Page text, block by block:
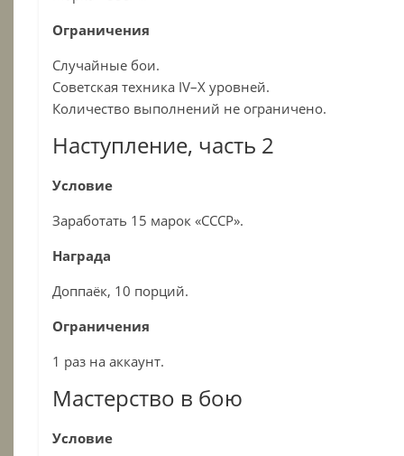
Ограничения
Случайные бои.
Советская техника IV–X уровней.
Количество выполнений не ограничено.
Наступление, часть 2
Условие
Заработать 15 марок «СССР».
Награда
Доппаёк, 10 порций.
Ограничения
1 раз на аккаунт.
Мастерство в бою
Условие